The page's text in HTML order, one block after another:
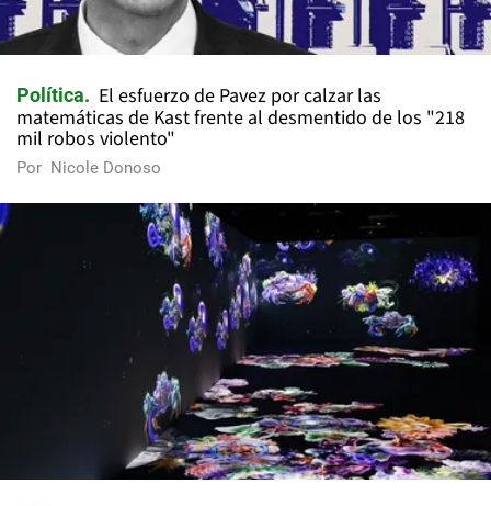
Política
El esfuerzo de Pavez por calzar las
matemáticas de Kast frente al desmentido de los "218
mil robos violento"
Por Nicole Donoso